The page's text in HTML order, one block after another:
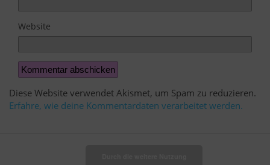
Website
Diese Website verwendet Akismet, um Spam zu reduzieren.
Erfahre, wie deine Kommentardaten verarbeitet werden.